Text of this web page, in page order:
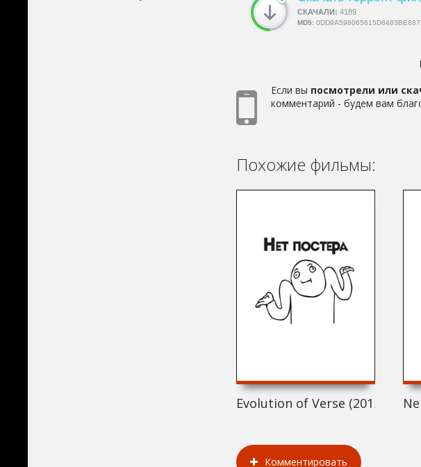
СКАЧАЛИ: 4189
MD5:
Если вы посмотрели или
комментарий - будем вам
Похожие фильмы:
Evolution of Verse (2015)
Комментировать